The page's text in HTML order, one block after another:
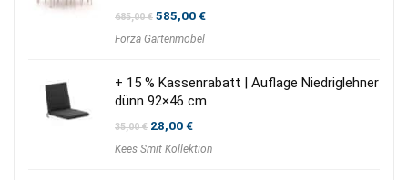
685,00€ Ursprünglicher
war:
585,00€Aktueller
Forza Gartenmöbel
+ 15 % Kassenrabatt | Auflage Niedriglehner
dünn 92×46 cm
35,00€ Ursprünglicher
war:
28,00€Aktueller
ist:
Kees Smit Kollektion